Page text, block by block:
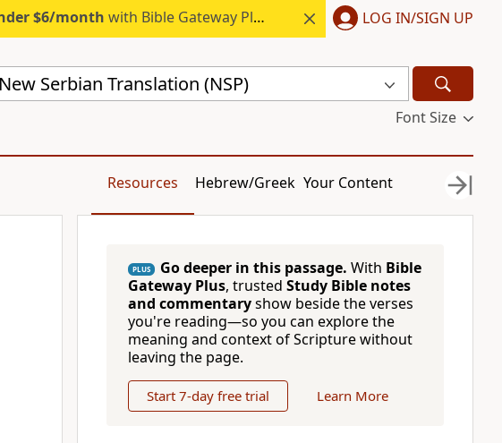
$6/month with Bible Gateway Plus. LOG IN/SIGN UP
New Serbian Translation (NSP)
Font Size
Resources Hebrew/Greek Your Content
PLUS Go deeper in this passage. With Bible
Gateway Plus, trusted Study Bible notes
and commentaryshow beside the verses
you're reading—so you can explore the
meaning and context of Scripture without
leaving the page.
Start 7-day free trial Learn More